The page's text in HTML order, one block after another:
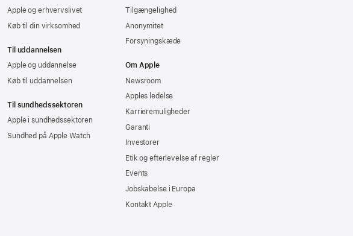
Apple og erhvervslivet
Køb til din virksomhed
Til uddannelsen
Apple og uddannelse
Køb til uddannelsen
Til sundhedssektoren
Apple i sundhedssektoren
Sundhed på Apple Watch
Tilgængelighed
Anonymitet
Forsyningskæde
Om Apple
Newsroom
Apples ledelse
Karrieremuligheder
Garanti
Investorer
Etik og efterlevelse af regler
Events
Jobskabelse i Europa
Kontakt Apple